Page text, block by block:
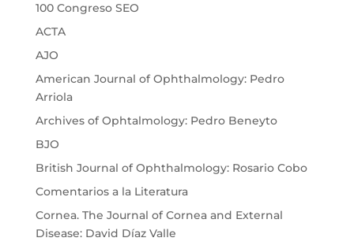
100 Congreso SEO
ACTA
AJO
American Journal of Ophthalmology: Pedro
Arriola
Archives of Ophtalmology: Pedro Beneyto
BJO
British Journal of Ophthalmology: Rosario Cobo
Comentarios a la Literatura
Cornea. The Journal of Cornea and External
Disease: David Díaz Valle